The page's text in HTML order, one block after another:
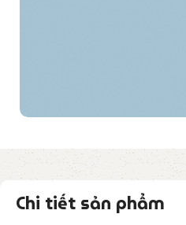
Chi tiết sản phẩm